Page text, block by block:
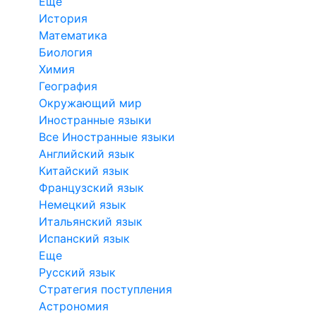
История
Математика
Биология
Химия
География
Окружающий мир
Иностранные языки
Все Иностранные языки
Английский язык
Китайский язык
Французский язык
Немецкий язык
Итальянский язык
Испанский язык
Еще
Русский язык
Стратегия поступления
Астрономия